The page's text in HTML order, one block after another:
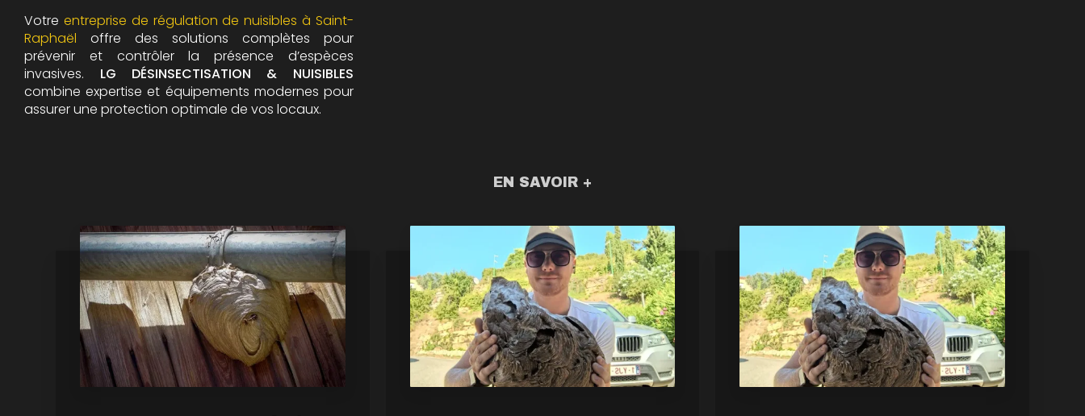
Votre entreprise de régulation de nuisibles à Saint-
Raphaël offre des solutions complètes pour
prévenir et contrôler la présence d’espèces
invasives. LG DÉSINSECTISATION & NUISIBLES
combine expertise et équipements modernes pour
assurer une protection optimale de vos locaux.
EN SAVOIR +